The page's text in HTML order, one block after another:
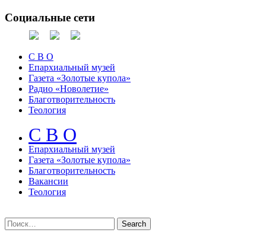
Социальные сети
С В О
Епархиальный музей
Газета «Золотые купола»
Радио «Новолетие»
Благотворительность
Теология
С В О
Епархиальный музeй
Газета «Золотые купола»
Благотворительность
Вакансии
Теология